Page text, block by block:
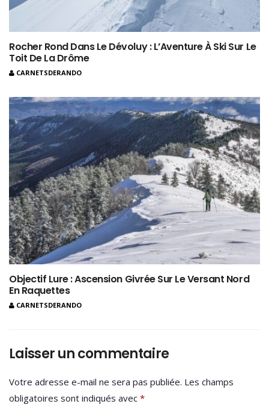
Rocher Rond Dans Le Dévoluy : L’Aventure À Ski Sur Le
Toit De La Drôme
CARNETSDERANDO
Objectif Lure : Ascension Givrée Sur Le Versant Nord
En Raquettes
CARNETSDERANDO
Laisser un commentaire
Votre adresse e-mail ne sera pas publiée. Les champs
obligatoires sont indiqués avec *